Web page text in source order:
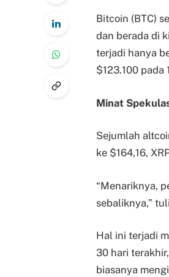
Bitcoin (BTC)
dan berada di
terjadi hanya
$123.100 pada
Minat
Sejumlah
ke $164,16,
“Menariknya,
sebaliknya,”
Hal ini terjadi
30 hari
biasanya